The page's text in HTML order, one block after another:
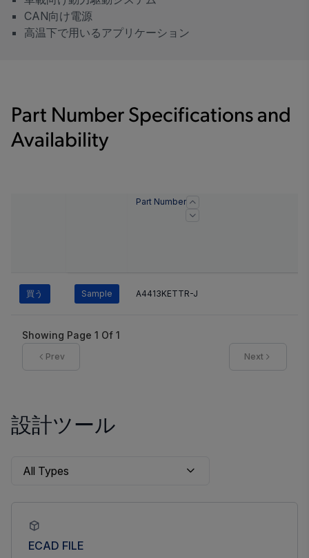
CAN向け電源
高温下で用いるアプリケーション
Part Number Specifications and
Availability
Part Number
買う Sample A4413KETTR-J
Showing Page 1 Of 1
Prev Next
設計ツール
ECAD FILE